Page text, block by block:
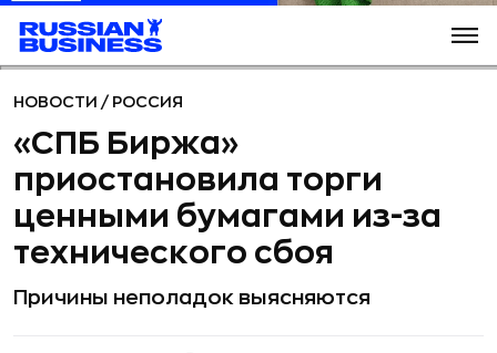
НОВОСТИ / РОССИЯ
«СПБ Биржа»
приостановила торги
ценными бумагами из-за
технического сбоя
Причины неполадок выясняются